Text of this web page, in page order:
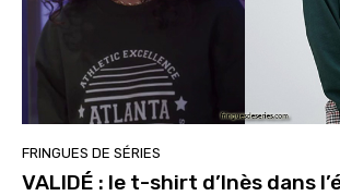
FRINGUES DE SÉRIES
VALIDÉ : le t-shirt d’Inès dans